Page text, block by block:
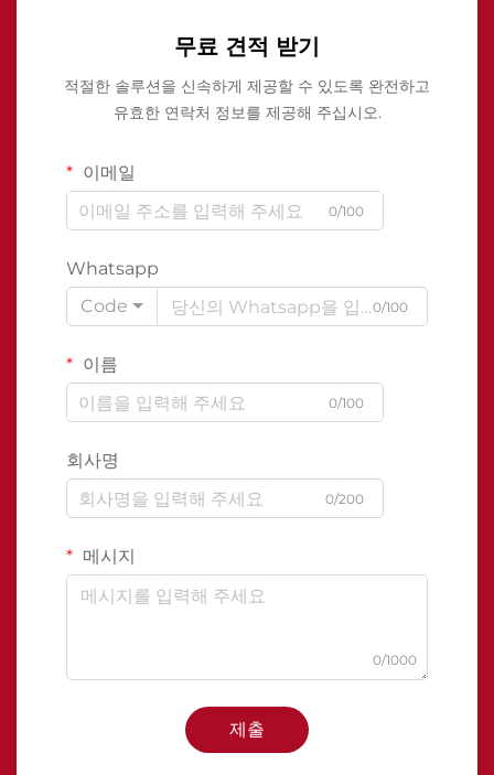
무료 견적 받기
적절한 솔루션을 신속하게 제공할 수 있도록 완전하고
유효한 연락처 정보를 제공해 주십시오.
이메일
0/100
Whatsapp
Code
0/100
이름
0/100
회사명
0/200
메시지
0/1000
제출